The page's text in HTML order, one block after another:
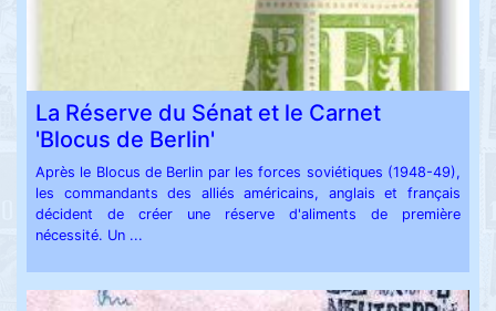
La Réserve du Sénat et le Carnet
'Blocus de Berlin'
Après le Blocus de Berlin par les forces soviétiques (1948-49),
les commandants des alliés américains, anglais et français
décident de créer une réserve d'aliments de première
nécessité. Un ...